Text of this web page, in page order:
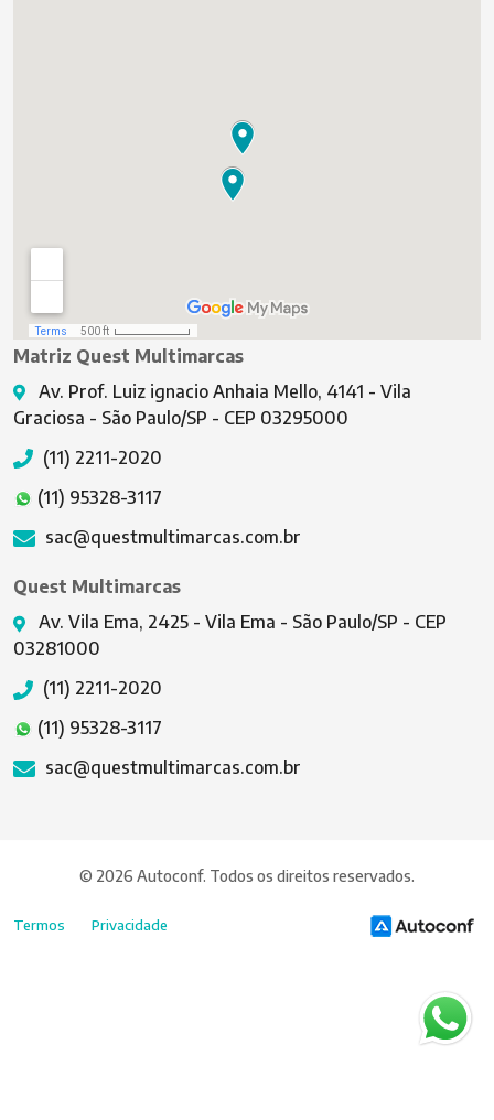
Matriz Quest Multimarcas
Av. Prof. Luiz ignacio Anhaia Mello, 4141 - Vila
Graciosa - São Paulo/SP - CEP 03295000
(11) 2211-2020
(11) 95328-3117
sac@questmultimarcas.com.br
Quest Multimarcas
Av. Vila Ema, 2425 - Vila Ema - São Paulo/SP - CEP
03281000
(11) 2211-2020
(11) 95328-3117
sac@questmultimarcas.com.br
© 2026 Autoconf. Todos os direitos reservados.
Termos Privacidade